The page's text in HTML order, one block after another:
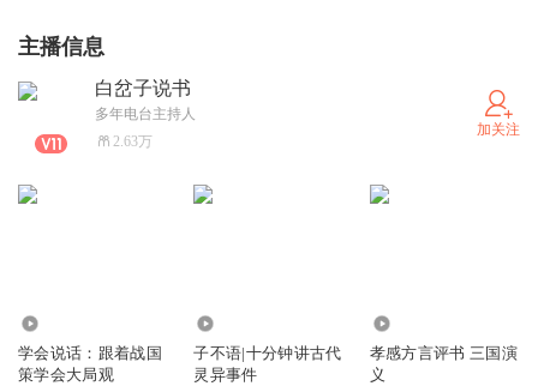
主播信息
白岔子说书
多年电台主持人
2.63万
加关注
学会说话：跟着战国
策学会大局观
子不语|十分钟讲古代
灵异事件
孝感方言评书 三国演
义